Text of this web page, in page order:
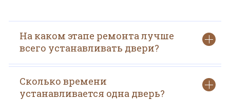
На каком этапе ремонта лучше
всего устанавливать двери?
Сколько времени
устанавливается одна дверь?